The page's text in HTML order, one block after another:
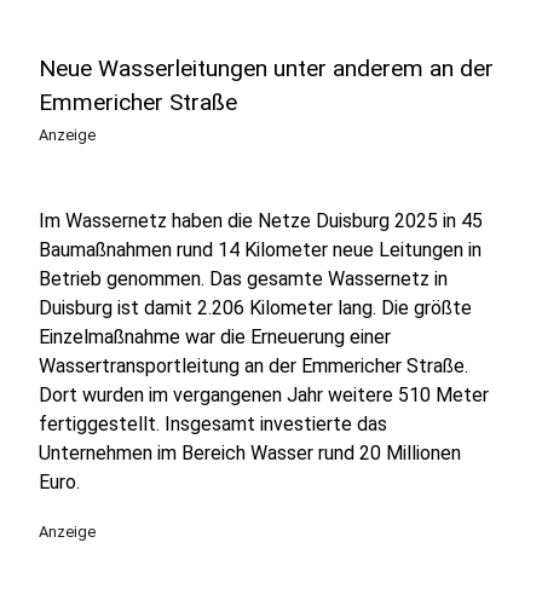
Neue Wasserleitungen unter anderem an der
Emmericher Straße
Anzeige
Im Wassernetz haben die Netze Duisburg 2025 in 45
Baumaßnahmen rund 14 Kilometer neue Leitungen in
Betrieb genommen. Das gesamte Wassernetz in
Duisburg ist damit 2.206 Kilometer lang. Die größte
Einzelmaßnahme war die Erneuerung einer
Wassertransportleitung an der Emmericher Straße.
Dort wurden im vergangenen Jahr weitere 510 Meter
fertiggestellt. Insgesamt investierte das
Unternehmen im Bereich Wasser rund 20 Millionen
Euro.
Anzeige